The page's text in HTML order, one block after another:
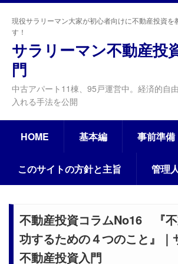
現役サラリーマン大家が初心者向けに不動産投資を
す！
サラリーマン不動産投
門
中古アパート11棟、95戸運営中。経済的自
入れる手法を公開
HOME 基本編 事前準備
このサイトの方針と主旨 管理
不動産投資コラムNo16 『
功するための４つのこと』｜
不動産投資入門